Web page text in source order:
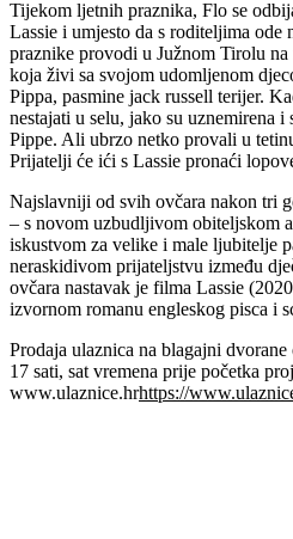
Tijekom ljetnih praznika, Flo se
Lassie i umjesto da s roditeljima ode
praznike provodi u Južnom Tirolu
koja živi sa svojom udomljenom
Pippa, pasmine jack russell terijer.
nestajati u selu, jako su uznemirena i
Pippe. Ali ubrzo netko provali u
Prijatelji će ići s Lassie pronaći
Najslavniji od svih ovčara nakon tri
– s novom uzbudljivom obiteljskom
iskustvom za velike i male ljubitelje
neraskidivom prijateljstvu između
ovčara nastavak je filma Lassie
izvornom romanu engleskog pisca i
Prodaja ulaznica na blagajni
17 sati, sat vremena prije početka
www.ulaznice.hrhttps://